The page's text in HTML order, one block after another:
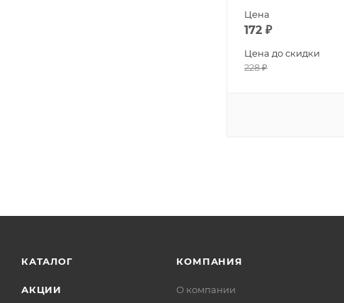
Цена
172 ₽
Цена до скидки
228₽
КАТАЛОГ
АКЦИИ
КОМПАНИЯ
О компании